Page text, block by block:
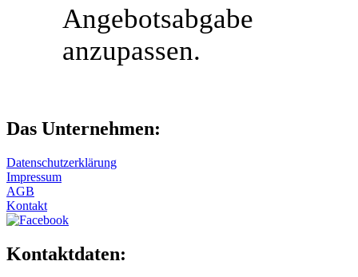
Angebotsabgabe
anzupassen.
Das Unternehmen:
Datenschutzerklärung
Impressum
AGB
Kontakt
Kontaktdaten: